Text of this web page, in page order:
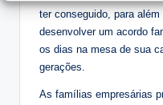
ter conseguido, para
desenvolver um acordo
os dias na mesa de sua
gerações.
As famílias empresárias